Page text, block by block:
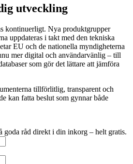
utveckling
kontinuerligt. Nya produktgrupper
uppdateras i takt med den tekniska
EU och de nationella myndigheterna
mer digital och användarvänlig – till
som gör det lättare att jämföra
tillförlitlig, transparent och
kan fatta beslut som gynnar både
goda råd direkt i din inkorg – helt gratis.